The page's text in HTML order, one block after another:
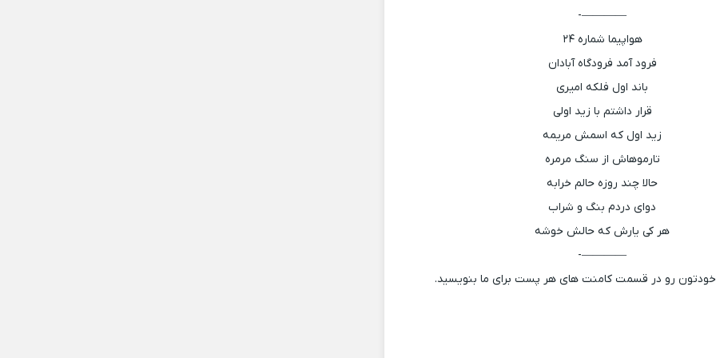
————-
هواپیما شماره ۲۴
فرود آمد فرودگاه آبادان
باند اول فلکه امیری
قرار داشتم با زید اولی
زید اول که اسمش مریمه
تارموهاش از سنگ مرمره
حالا چند روزه حالم خرابه
دوای دردم بنگ و شراب
هر کی یارش که حالش خوشه
————-
خودتون رو در قسمت کامنت های هر پست برای ما بنویسید.